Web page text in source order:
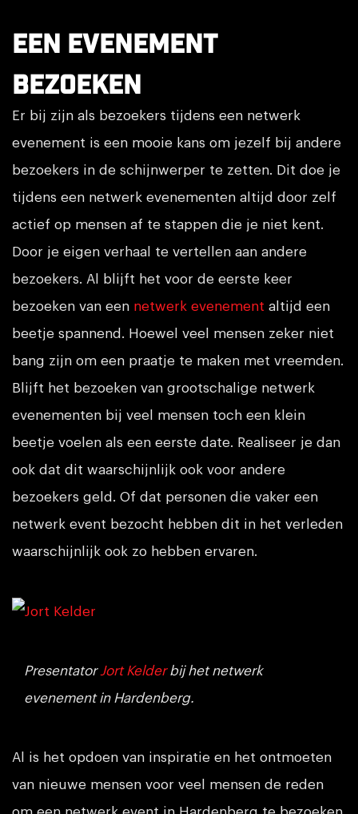
Een evenement
bezoeken
Er bij zijn als bezoekers tijdens een netwerk
evenement is een mooie kans om jezelf bij andere
bezoekers in de schijnwerper te zetten. Dit doe je
tijdens een netwerk evenementen altijd door zelf
actief op mensen af te stappen die je niet kent.
Door je eigen verhaal te vertellen aan andere
bezoekers. Al blijft het voor de eerste keer
bezoeken van een netwerk evenement altijd een
beetje spannend. Hoewel veel mensen zeker niet
bang zijn om een praatje te maken met vreemden.
Blijft het bezoeken van grootschalige netwerk
evenementen bij veel mensen toch een klein
beetje voelen als een eerste date. Realiseer je dan
ook dat dit waarschijnlijk ook voor andere
bezoekers geld. Of dat personen die vaker een
netwerk event bezocht hebben dit in het verleden
waarschijnlijk ook zo hebben ervaren.
PresentatorJort Kelderbij het netwerk
evenement in Hardenberg.
Al is het opdoen van inspiratie en het ontmoeten
van nieuwe mensen voor veel mensen de reden